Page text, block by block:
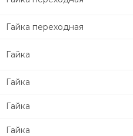
Гайка переходная
Гайка
Гайка
Гайка
Гайка